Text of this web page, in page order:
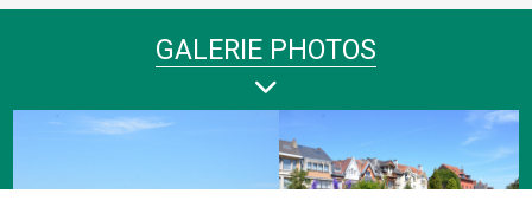
GALERIE PHOTOS